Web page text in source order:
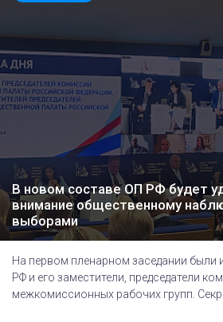
В новом составе ОП РФ будет
внимание общественному
выборами
На первом пленарном заседании были
РФ и его заместители, председатели
межкомиссионных рабочих групп.